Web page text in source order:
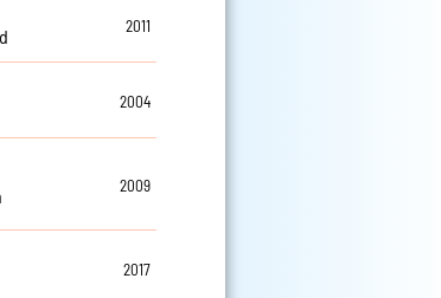
2011
2004
2009
2017